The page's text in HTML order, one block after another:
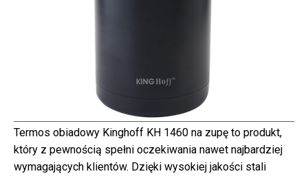
Termos obiadowy Kinghoff KH 1460 na zupę to produkt,
który z pewnością spełni oczekiwania nawet najbardziej
wymagających klientów. Dzięki wysokiej jakości stali